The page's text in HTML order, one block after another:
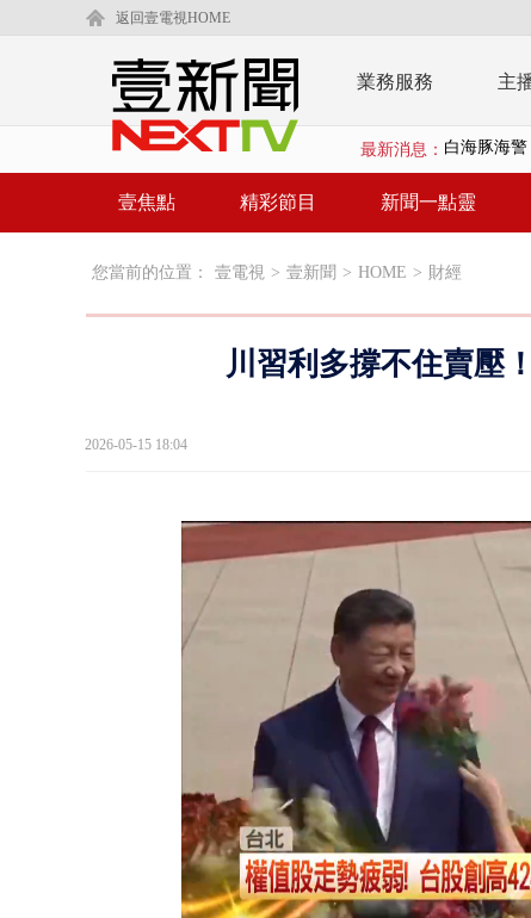
返回壹電視HOME
業務服務 主
最新消息： 沖繩機場
泰國傳嚴重
父親節限定
白海豚海
壹焦點 精彩節目 新聞一點靈
您當前的位置： 壹電視 > 壹新聞 > HOME > 財經
川習利多撐不住賣壓
2026-05-15 18:04